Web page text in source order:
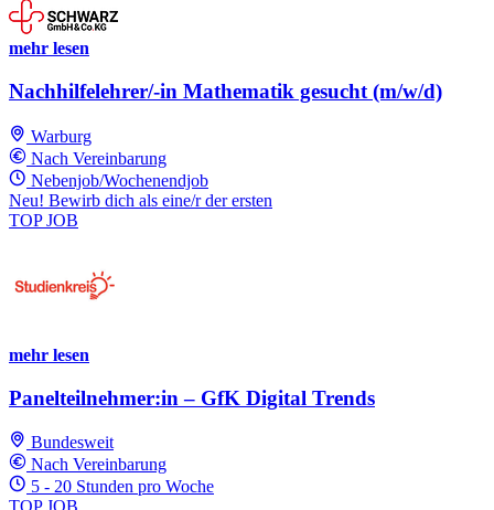
mehr lesen
Nachhilfelehrer/-in Mathematik gesucht (m/w/d)
Warburg
Nach Vereinbarung
Nebenjob/Wochenendjob
Neu! Bewirb dich als eine/r der ersten
TOP JOB
mehr lesen
Panelteilnehmer:in – GfK Digital Trends
Bundesweit
Nach Vereinbarung
5 - 20 Stunden pro Woche